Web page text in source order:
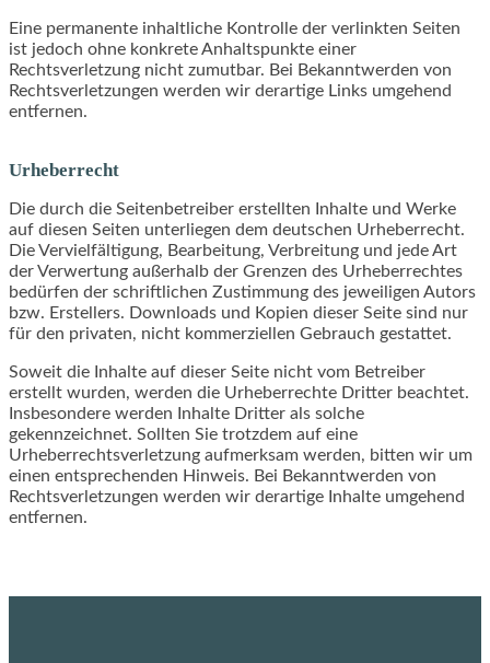
Eine permanente inhaltliche Kontrolle der verlinkten Seiten
ist jedoch ohne konkrete Anhaltspunkte einer
Rechtsverletzung nicht zumutbar. Bei Bekanntwerden von
Rechtsverletzungen werden wir derartige Links umgehend
entfernen.
Urheberrecht
Die durch die Seitenbetreiber erstellten Inhalte und Werke
auf diesen Seiten unterliegen dem deutschen Urheberrecht.
Die Vervielfältigung, Bearbeitung, Verbreitung und jede Art
der Verwertung außerhalb der Grenzen des Urheberrechtes
bedürfen der schriftlichen Zustimmung des jeweiligen Autors
bzw. Erstellers. Downloads und Kopien dieser Seite sind nur
für den privaten, nicht kommerziellen Gebrauch gestattet.
Soweit die Inhalte auf dieser Seite nicht vom Betreiber
erstellt wurden, werden die Urheberrechte Dritter beachtet.
Insbesondere werden Inhalte Dritter als solche
gekennzeichnet. Sollten Sie trotzdem auf eine
Urheberrechtsverletzung aufmerksam werden, bitten wir um
einen entsprechenden Hinweis. Bei Bekanntwerden von
Rechtsverletzungen werden wir derartige Inhalte umgehend
entfernen.